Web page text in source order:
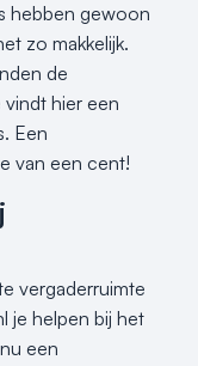
hebben gewoon
zo makkelijk.
de
hier een
Een
van een cent!
vergaderruimte
je helpen bij het
een